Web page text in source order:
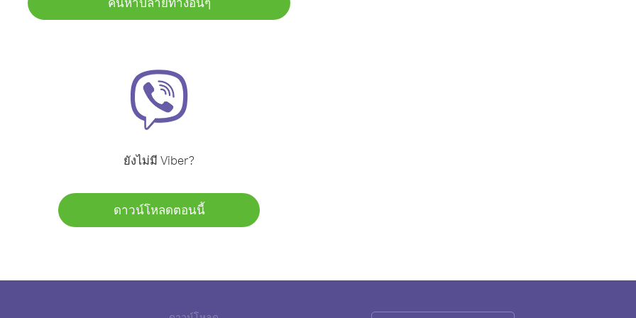
ยังไม่มี Viber?
ดาวน์โหลดตอนนี้